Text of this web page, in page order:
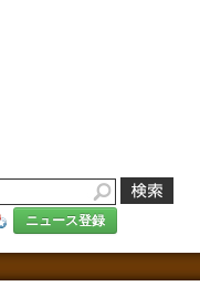
ニュース登録